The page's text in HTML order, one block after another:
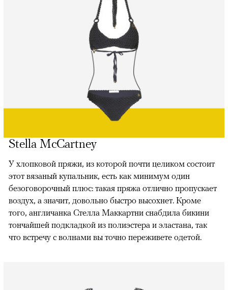
Stella McCartney
У хлопковой пряжи, из которой почти целиком состоит
этот вязаный купальник, есть как минимум один
безоговорочный плюс: такая пряжа отлично пропускает
воздух, а значит, довольно быстро высохнет. Кроме
того, англичанка Стелла Маккартни ­снабдила бикини
тончайшей подкладкой из полиэстера и эластана, так
что встречу с волнами вы точно переживете одетой.